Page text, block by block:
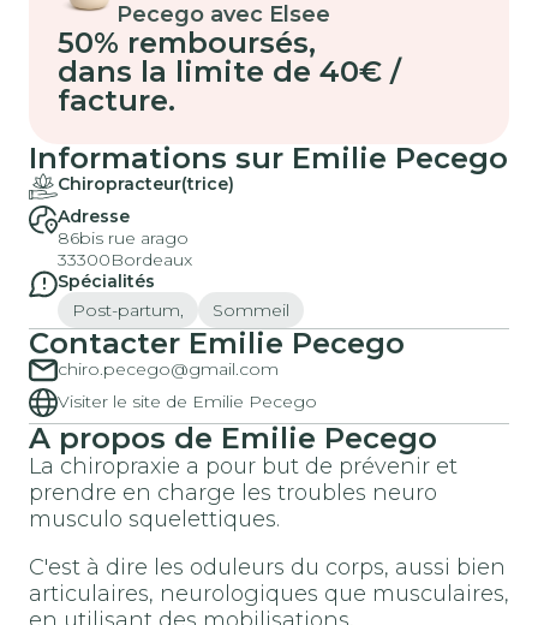
Pecego avec Elsee
50% remboursés,
dans la limite de 40€ /
facture.
Informations sur Emilie Pecego
Chiropracteur(trice)
Adresse
86bis rue arago
33300Bordeaux
Spécialités
Post-partum,
Sommeil
Contacter Emilie Pecego
chiro.pecego@gmail.com
Visiter le site de Emilie Pecego
A propos de Emilie Pecego
La chiropraxie a pour but de prévenir et
prendre en charge les troubles neuro
musculo squelettiques.
C'est à dire les oduleurs du corps, aussi bien
articulaires, neurologiques que musculaires,